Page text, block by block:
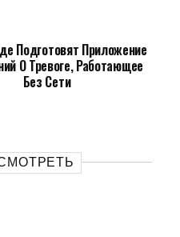
Подготовят Приложение
О Тревоге, Работающее
Без Сети